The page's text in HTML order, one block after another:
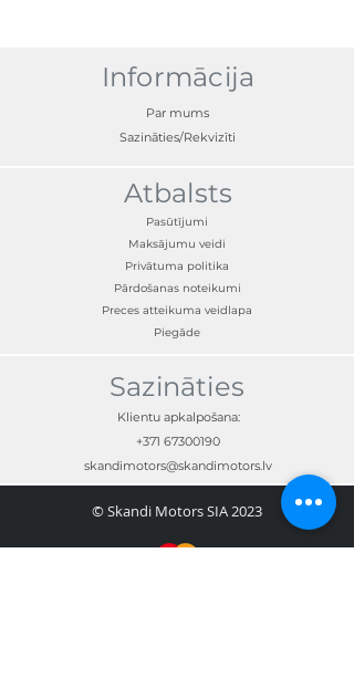
Informācija
Par mums
Sazināties/Rekvizīti
Atbalsts
Pasūtījumi
Maksājumu veidi
Privātuma politika
Pārdošanas noteikumi
Preces atteikuma veidlapa
Piegāde
Sazināties
Klientu apkalpošana:
+371 67300190
skandimotors@skandimotors.lv
© Skandi Motors SIA 2023